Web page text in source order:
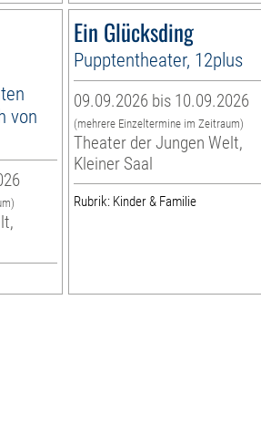
von
Ein Glücksding
Pupptentheater, 12plus
09.09.2026 bis 10.09.2026
(mehrere Einzeltermine im Zeitraum)
Theater der Jungen Welt,
Kleiner Saal
Rubrik: Kinder & Familie